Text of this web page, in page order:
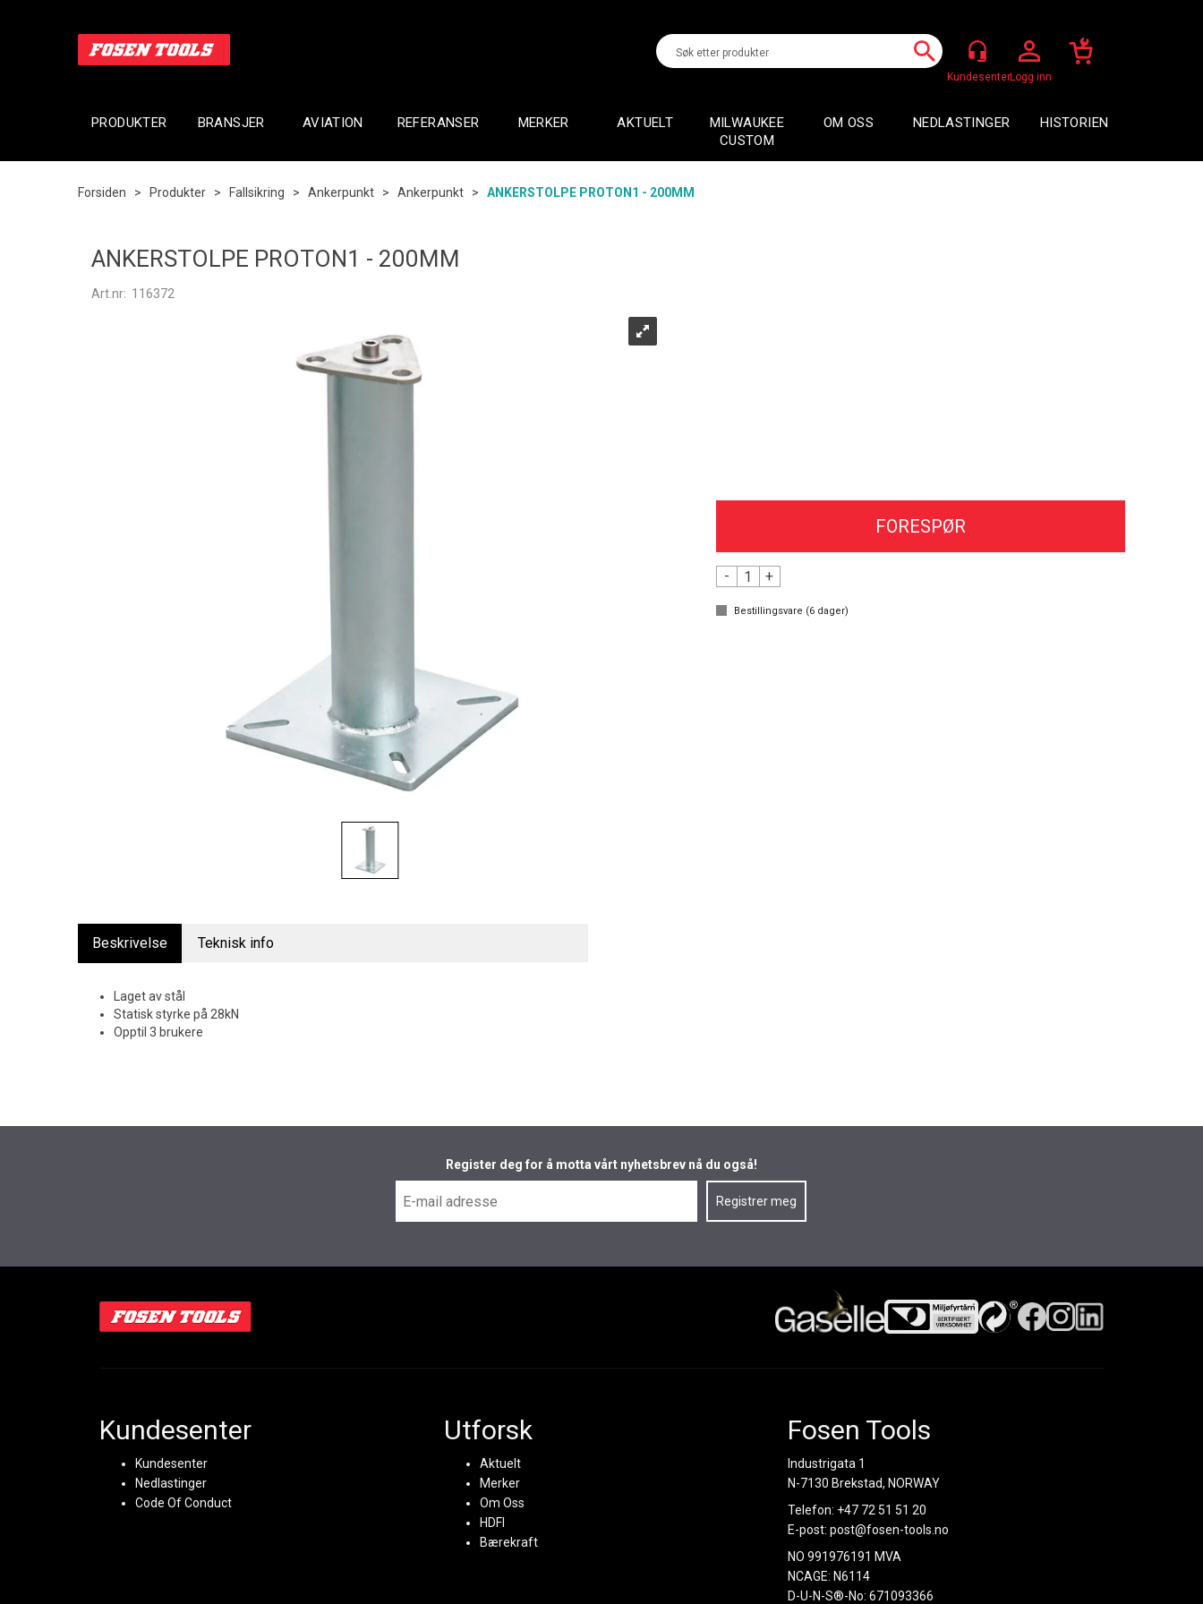
Logg inn
PRODUKTER BRANSJER AVIATION REFERANSER MERKER AKTUELT
MILWAUKEE
CUSTOM
OM OSS NEDLASTINGER HISTORIEN
Forsiden > Produkter > Fallsikring > Ankerpunkt > Ankerpunkt > ANKERSTOLPE PROTON1 - 200MM
ANKERSTOLPE PROTON1 - 200MM
Art.nr: 116372
FORESPØR
- +
Bestillingsvare (6dager)
Beskrivelse Teknisk info
Laget av stål
Statisk styrke på 28kN
Opptil 3 brukere
Register deg for å motta vårt nyhetsbrev nå du også!
Kundesenter
Kundesenter
Nedlastinger
Code Of Conduct
Utforsk
Aktuelt
Merker
Om Oss
HDFI
Bærekraft
Fosen Tools
Industrigata 1
N-7130 Brekstad, NORWAY
Telefon: +47 72 51 51 20
E-post:post@fosen-tools.no
NO 991976191 MVA
NCAGE: N6114
D-U-N-S®-No: 671093366